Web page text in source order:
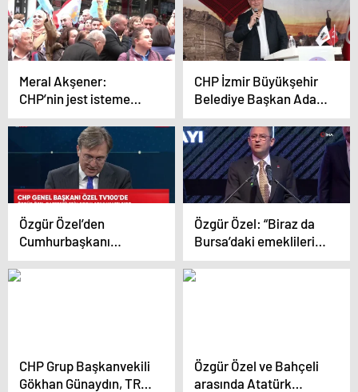
gösterilmeli
Meral Akşener:
CHP’nin jest isteme
işlerinden bıktım
CHP İzmir Büyükşehir
Belediye Başkan Adayı
Cemil Tugay, Ege
Bölgesi Diyarbakır
Dernekleri
Federasyonu
Buluşmasında Konuştu
Özgür Özel’den
Cumhurbaşkanı
Erdoğan’a “Kışkırtma”
Yanıtı: “Keşke
Özgür Özel: “Biraz da
Bursa’daki emeklileri
tahrik edeyim”
CHP Grup Başkanvekili
Gökhan Günaydın, TRT
Özgür Özel ve Bahçeli
arasında Atatürk